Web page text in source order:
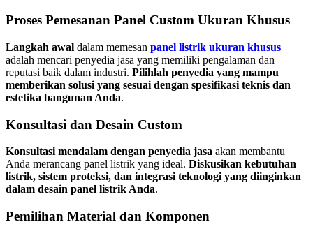
Proses Pemesanan Panel Custom Ukuran Khusus
Langkah awal dalam memesan panel listrik ukuran khusus
adalah mencari penyedia jasa yang memiliki pengalaman dan
reputasi baik dalam industri. Pilihlah penyedia yang mampu
memberikan solusi yang sesuai dengan spesifikasi teknis dan
estetika bangunan Anda.
Konsultasi dan Desain Custom
Konsultasi mendalam dengan penyedia jasa akan membantu
Anda merancang panel listrik yang ideal. Diskusikan kebutuhan
listrik, sistem proteksi, dan integrasi teknologi yang diinginkan
dalam desain panel listrik Anda.
Pemilihan Material dan Komponen